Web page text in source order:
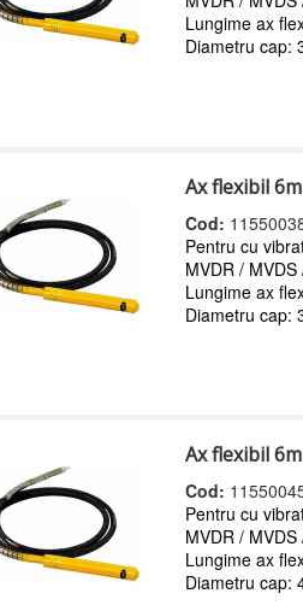
Lungime ax
Diametru cap:
Ax flexibil
Cod:
Pentru cu
MVDR / MVDS
Lungime ax
Diametru cap:
Ax flexibil
Cod:
Pentru cu
MVDR / MVDS
Lungime ax
Diametru cap: